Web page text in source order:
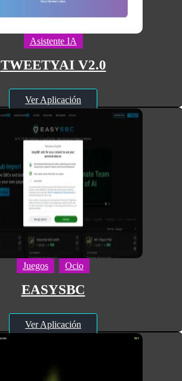
Asistente IA
TWEETYAI V2.0
Ver Aplicación
Juegos Ocio
EASYSBC
Ver Aplicación